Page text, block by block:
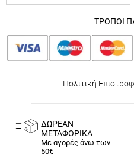
ΤΡΟΠΟΙ
Πολιτική
ΔΩΡΕΑΝ
ΜΕΤΑΦΟΡΙΚΑ
Με αγορές άνω των
50€